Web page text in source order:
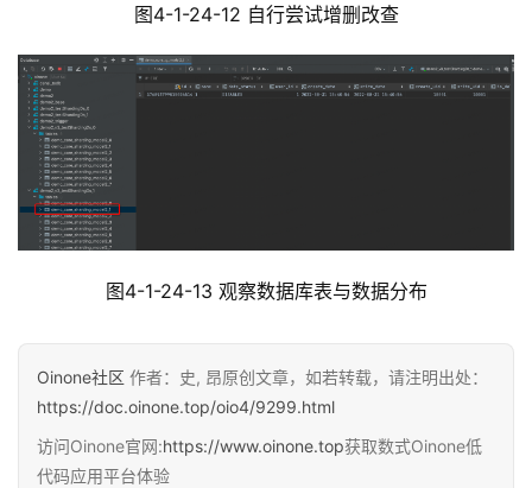
图4-1-24-12 自行尝试增删改查
图4-1-24-13 观察数据库表与数据分布
Oinone社区 作者：史, 昂原创文章，如若转载，请注明出处：
https://doc.oinone.top/oio4/9299.html
访问Oinone官网:https://www.oinone.top获取数式Oinone低
代码应用平台体验